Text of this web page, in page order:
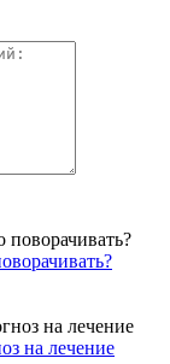
на лечение